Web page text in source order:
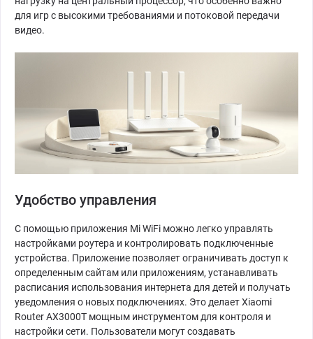
для игр с высокими требованиями и потоковой передачи
видео.
Удобство управления
С помощью приложения Mi WiFi можно легко управлять
настройками роутера и контролировать подключенные
устройства. Приложение позволяет ограничивать доступ к
определенным сайтам или приложениям, устанавливать
расписания использования интернета для детей и получать
уведомления о новых подключениях. Это делает Xiaomi
Router AX3000T мощным инструментом для контроля и
настройки сети. Пользователи могут создавать